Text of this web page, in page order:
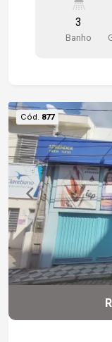
lavanderia,
para 3 3
Banho
Cód. 877